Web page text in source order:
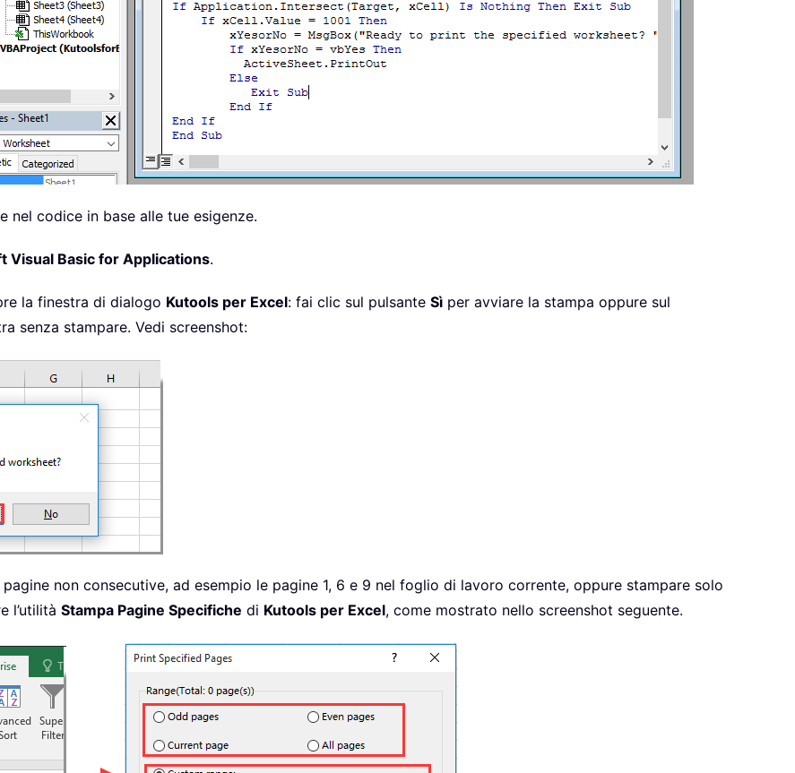
nel codice in base alle tue esigenze.
Visual Basic for Applications.
la finestra di dialogo Kutools per Excel: fai clic sul pulsante Sì per avviare la stampa oppure sul
senza stampare. Vedi screenshot:
non consecutive, ad esempio le pagine 1, 6 e 9 nel foglio di lavoro corrente, oppure stampare solo
l’utilità Stampa Pagine Specifiche di Kutools per Excel, come mostrato nello screenshot seguente.